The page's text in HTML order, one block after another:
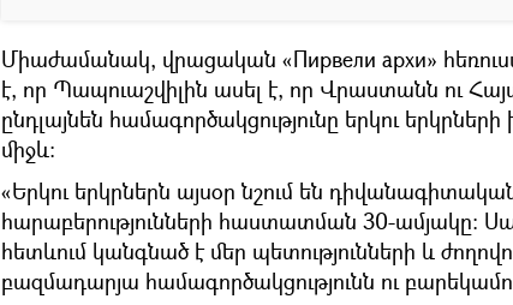
Միաժամանակ, վրացական «Пирвели архи»
է, որ Պապուաշվիլին ասել է, որ Վրաստանն ու
ընդլայնեն համագործակցությունը երկու
միջև։
«Երկու երկրներն այսօր նշում են
հարաբերությունների հաստատման 30-ամյակը։
հետևում կանգնած է մեր պետությունների և
բազմադարյա համագործակցությունն ու